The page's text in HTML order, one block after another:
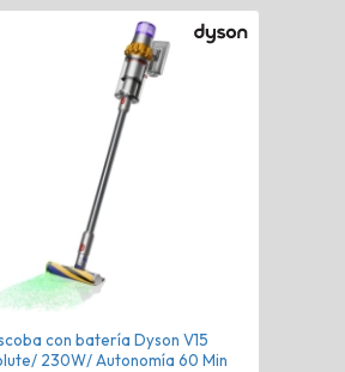
con batería Dyson V15
230W/ Autonomía 60 Min